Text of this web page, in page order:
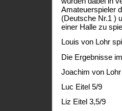
Amateuerspieler
(Deutsche Nr.1 )
einer Halle zu
Louis von Lohr
Die Ergebnisse
Joachim von
Luc Eitel 5/9
Liz Eitel 3,5/9